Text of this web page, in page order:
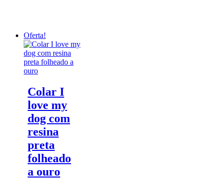
Oferta!
Colar I
love my
dog com
resina
preta
folheado
a ouro